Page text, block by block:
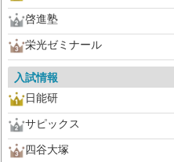
啓進塾
栄光ゼミナール
入試情報
日能研
サピックス
四谷大塚